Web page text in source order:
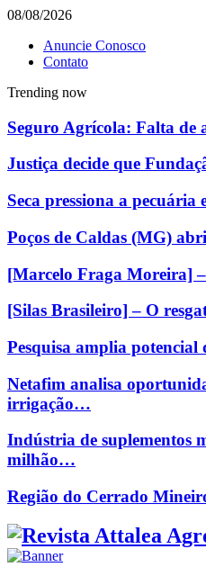
08/08/2026
Anuncie Conosco
Contato
Trending now
Seguro Agrícola: Falta de
Justiça decide que
Seca pressiona a
Poços de Caldas (MG)
[Marcelo Fraga Moreira]
[Silas Brasileiro] – O
Pesquisa amplia
Netafim analisa
irrigação…
Indústria de suplementos
milhão…
Região do Cerrado
Facebook
Twitter
Instagram
Linkedin
Youtube
Email